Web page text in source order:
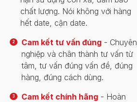
chất lượng. Nói không với hàng
hết date, cận date.
2 Cam kết tư vấn đúng - Chuyên
nghiệp và chân thành tư vấn từ
tâm, tư vấn đúng vấn đề, đúng
hàng, đúng cách dùng.
3 Cam kết chính hãng - Hoàn